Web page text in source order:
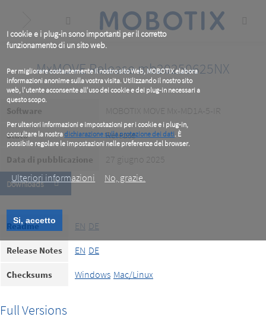
I cookie e i plug-in sono importanti per il corretto
funzionamento di un sito web.
Per migliorare costantemente il nostro sito Web, MOBOTIX elabora
informazioni anonime sulla vostra visita. Utilizzando il nostro sito
web, l'utente acconsente all'uso dei cookie e dei plug-in necessari a
questo scopo.
Per ulteriori informazioni e impostazioni per i cookie e i plug-in,
consultare la nostradichiarazione sulla protezione dei dati. È
possibile regolare le impostazioni nelle preferenze del browser.
.
Ulteriori informazioni
No, grazie.
Si, accetto
content
MxMOVE Release mb20250625NX
Software MOBOTIX MOVE Mx-MD1A-5-IR
Stato Release
Data di pubblicazione 27 giugno 2025
Downloads
Readme EN DE
Release Notes EN DE
Checksums Windows Mac/Linux
Full Versions